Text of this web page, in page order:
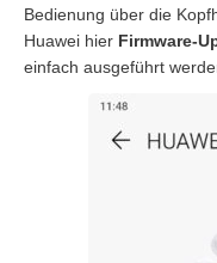
Bedienung über die
Huawei hier Firmware-
einfach ausgeführt